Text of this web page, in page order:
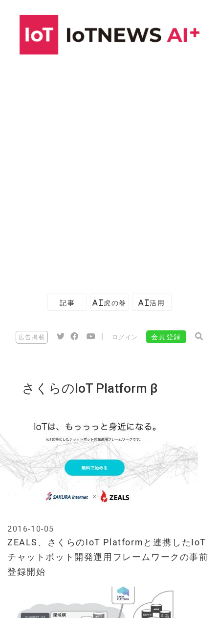
記事 AI虎の巻 AI活用
広告掲載 ログイン 会員登録
さくらのIoT Platform β
ZEALS、さくらのIoT Platformと連携したIoT
チャットボット開発運用フレームワークの事前
登録開始
2016-10-05